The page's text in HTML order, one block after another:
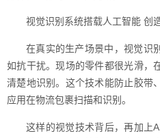
视觉识别系统搭载人工智能 创
在真实的生产场景中，视觉识
如抗干扰。现场的零件都很光滑，
清楚地识别。这个技术能防止胶带
应用在物流包裹扫描和识别。
这样的视觉技术背后，再加上